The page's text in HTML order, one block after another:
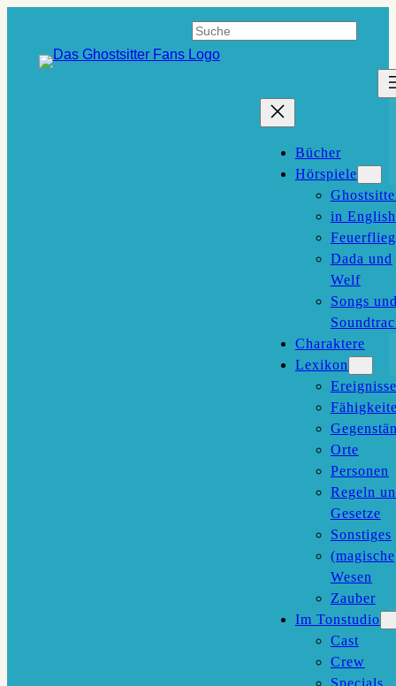
springen
Suchen
Bücher
Hörspiele
in English
Feuerflieg
Dada und
Welf
Songs
Charaktere
Lexikon
Ereignisse
Orte
Personen
Regeln
Gesetze
Sonstiges
Wesen
Zauber
Im Tonstudio
Cast
Crew
Specials